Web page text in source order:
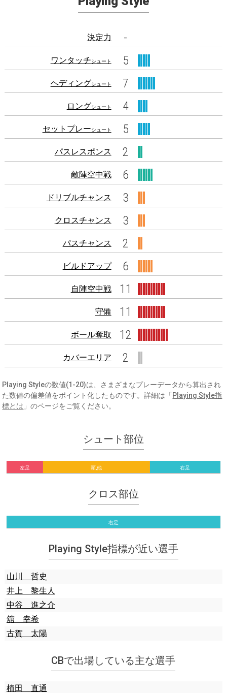
決定力 -
ワンタッチシュート 5
ヘディングシュート 7
ロングシュート 4
セットプレーシュート 5
パスレスポンス 2
敵陣空中戦 6
ドリブルチャンス 3
クロスチャンス 3
パスチャンス 2
ビルドアップ 6
自陣空中戦 11
守備 11
ボール奪取 12
カバーエリア 2
Playing Styleの数値(1-20)は、さまざまなプレーデータから算出され
た数値の偏差値をポイント化したものです。詳細は「 Playing Style指
標とは 」のページをご覧ください。
シュート部位
左足 頭,他 右足
クロス部位
右足
Playing Style指標が近い選手
山川 哲史
井上 黎生人
中谷 進之介
舘 幸希
古賀 太陽
CBで出場している主な選手
植田 直通